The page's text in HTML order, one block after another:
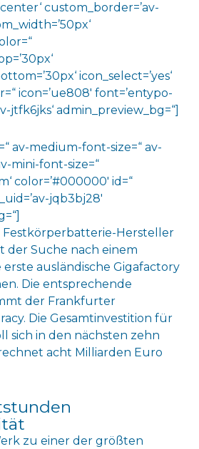
custom_border=’av-
icon_select=’yes‘
icon=’ue808′ font=’entypo-
jtfk6jks‘ admin_preview_bg=“]
av-medium-font-size=“ av-
mini-font-size=“
color=’#000000′ id=“
jqb3bj28′
Festkörperbatterie-Hersteller
der Suche nach einem
ausländische Gigafactory
Die entsprechende
der Frankfurter
Die Gesamtinvestition für
sich in den nächsten zehn
acht Milliarden Euro
zu einer der größten